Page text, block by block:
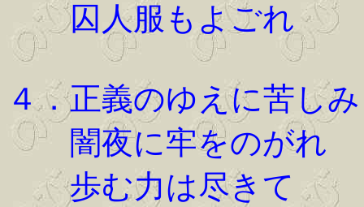
囚人服もよごれ
４．正義のゆえに苦しみ
闇夜に牢をのがれ
歩む力は尽きて